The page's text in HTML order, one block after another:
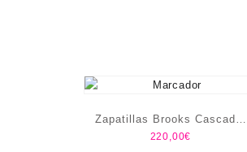
Zapatillas Brooks Cascadia
Elite
220,00€